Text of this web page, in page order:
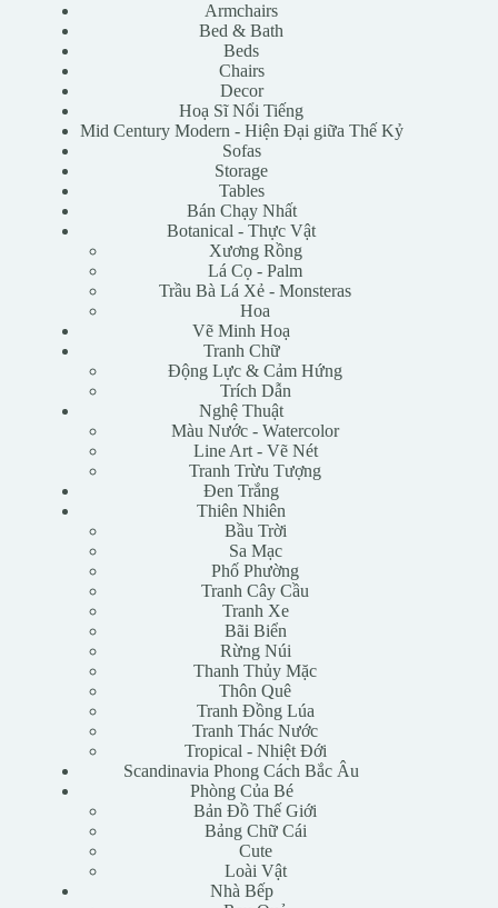
Armchairs
Bed & Bath
Beds
Chairs
Decor
Hoạ Sĩ Nổi Tiếng
Mid Century Modern - Hiện Đại giữa Thế Kỷ
Sofas
Storage
Tables
Bán Chạy Nhất
Botanical - Thực Vật
Xương Rồng
Lá Cọ - Palm
Trầu Bà Lá Xẻ - Monsteras
Hoa
Vẽ Minh Hoạ
Tranh Chữ
Động Lực & Cảm Hứng
Trích Dẫn
Nghệ Thuật
Màu Nước - Watercolor
Line Art - Vẽ Nét
Tranh Trừu Tượng
Đen Trắng
Thiên Nhiên
Bầu Trời
Sa Mạc
Phố Phường
Tranh Cây Cầu
Tranh Xe
Bãi Biển
Rừng Núi
Thanh Thủy Mặc
Thôn Quê
Tranh Đồng Lúa
Tranh Thác Nước
Tropical - Nhiệt Đới
Scandinavia Phong Cách Bắc Âu
Phòng Của Bé
Bản Đồ Thế Giới
Bảng Chữ Cái
Cute
Loài Vật
Nhà Bếp